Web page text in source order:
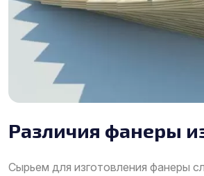
Различия фанеры
Сырьем для изготовления фанеры